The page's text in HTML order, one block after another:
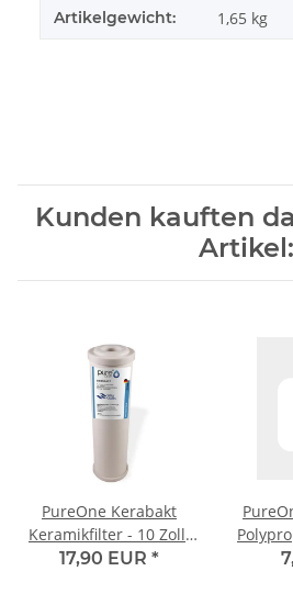
Artikelgewicht: 1,65 kg
Kunden kauften
Artikel:
PureOne Kerabakt
Keramikfilter - 10 Zoll.
0.3µ
17,90 EUR *
für